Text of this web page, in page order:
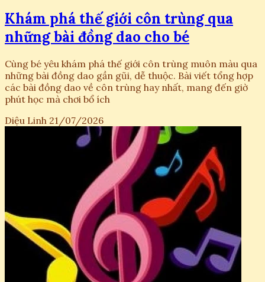
Khám phá thế giới côn trùng qua
những bài đồng dao cho bé
Cùng bé yêu khám phá thế giới côn trùng muôn màu qua
những bài đồng dao gần gũi, dễ thuộc. Bài viết tổng hợp
các bài đồng dao về côn trùng hay nhất, mang đến giờ
phút học mà chơi bổ ích
Diệu Linh 21/07/2026